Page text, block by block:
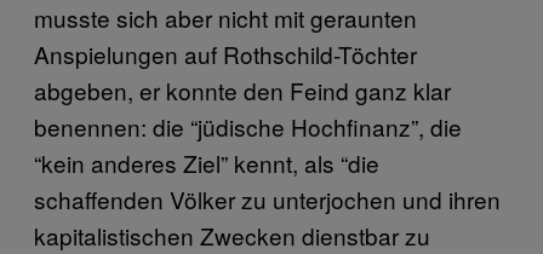
musste sich aber nicht mit geraunten
Anspielungen auf Rothschild-Töchter
abgeben, er konnte den Feind ganz klar
benennen: die “jüdische Hochfinanz”, die
“kein anderes Ziel” kennt, als “die
schaffenden Völker zu unterjochen und ihren
kapitalistischen Zwecken dienstbar zu